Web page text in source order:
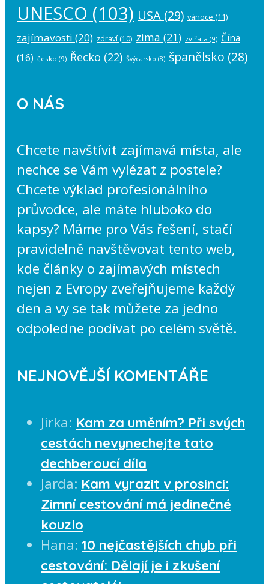
UNESCO (103) USA (29) vánoce (11)
zajímavosti (20) zdraví (10) zima (21) zvířata (9) Čína
(16) česko (9) Řecko (22) Švýcarsko (8) španělsko (28)
O NÁS
Chcete navštívit zajímavá místa, ale
nechce se Vám vylézat z postele?
Chcete výklad profesionálního
průvodce, ale máte hluboko do
kapsy? Máme pro Vás řešení, stačí
pravidelně navštěvovat tento web,
kde články o zajímavých místech
nejen z Evropy zveřejňujeme každý
den a vy se tak můžete za jedno
odpoledne podívat po celém světě.
NEJNOVĚJŠÍ KOMENTÁŘE
Jirka: Kam za uměním? Při svých
cestách nevynechejte tato
dechberoucí díla
Jarda: Kam vyrazit v prosinci:
Zimní cestování má jedinečné
kouzlo
Hana: 10 nejčastějších chyb při
cestování: Dělají je i zkušení